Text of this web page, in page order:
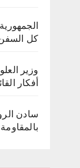
كل
وزير
أفكار
سادن
بالمقاومة